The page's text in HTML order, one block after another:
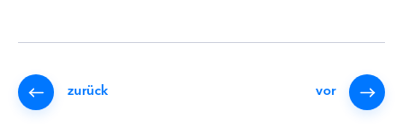
zurück vor